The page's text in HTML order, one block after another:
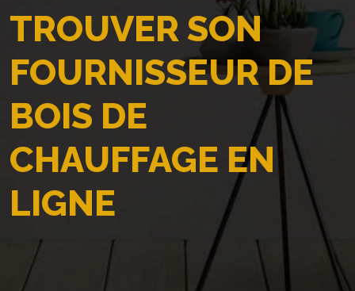
TROUVER SON
FOURNISSEUR DE
BOIS DE
CHAUFFAGE EN
LIGNE